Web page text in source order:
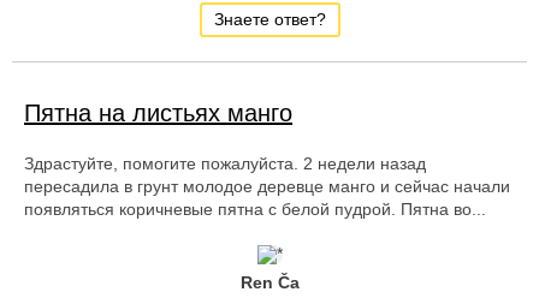
Знаете ответ?
Пятна на листьях манго
Здрастуйте, помогите пожалуйста. 2 недели назад
пересадила в грунт молодое деревце манго и сейчас начали
появляться коричневые пятна с белой пудрой. Пятна во...
Ren Ča